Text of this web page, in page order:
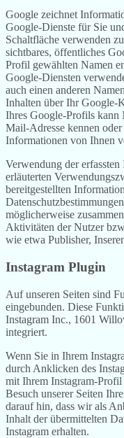
Google zeichnet
Google-Dienste für Sie
Schaltfläche verwenden
sichtbares, öffentliches
Profil gewählten Namen
Google-Diensten
auch einen anderen
Inhalten über Ihr Google-
Ihres Google-Profils kann
Mail-Adresse kennen
Informationen von Ihnen
Verwendung der
erläuterten
bereitgestellten
möglicherweise
Aktivitäten der Nutzer
wie etwa Publisher,
Instagram Plugin
Auf unseren Seiten sind
eingebunden. Diese
Instagram Inc., 1601
integriert.
Wenn Sie in Ihrem
durch Anklicken des
mit Ihrem Instagram-
Besuch unserer Seiten
darauf hin, dass wir als
Inhalt der übermittelten
Instagram erhalten.